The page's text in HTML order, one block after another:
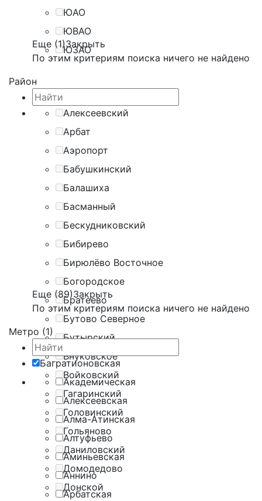
ЮАО
ЮВАО
ЮЗАО
Еще (1)Закрыть
По этим критериям поиска ничего не найдено
Район
Алексеевский
Арбат
Аэропорт
Бабушкинский
Балашиха
Басманный
Бескудниковский
Бибирево
Бирюлёво Восточное
Богородское
Братеево
Бутово Северное
Бутырский
Внуковское
Войковский
Гагаринский
Головинский
Гольяново
Даниловский
Домодедово
Донской
Еще (89)Закрыть
По этим критериям поиска ничего не найдено
Метро (1)
Багратионовская
Академическая
Алексеевская
Алма-Атинская
Алтуфьево
Аминьевская
Аннино
Арбатская